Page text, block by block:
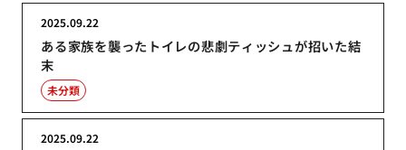
ある家族を襲ったトイレの悲劇ティッシュが招いた結
末
2025.09.22
未分類
2025.09.22